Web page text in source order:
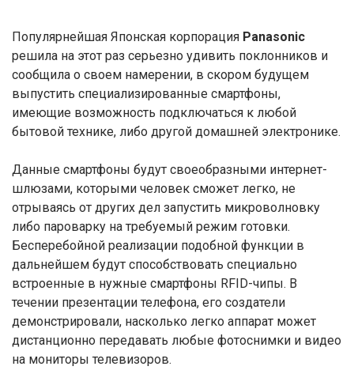
Популярнейшая Японская корпорация Panasonic
решила на этот раз серьезно удивить поклонников и
сообщила о своем намерении, в скором будущем
выпустить специализированные смартфоны,
имеющие возможность подключаться к любой
бытовой технике, либо другой домашней электронике.
Данные смартфоны будут своеобразными интернет-
шлюзами, которыми человек сможет легко, не
отрываясь от других дел запустить микроволновку
либо пароварку на требуемый режим готовки.
Бесперебойной реализации подобной функции в
дальнейшем будут способствовать специально
встроенные в нужные смартфоны RFID-чипы. В
течении презентации телефона, его создатели
демонстрировали, насколько легко аппарат может
дистанционно передавать любые фотоснимки и видео
на мониторы телевизоров.